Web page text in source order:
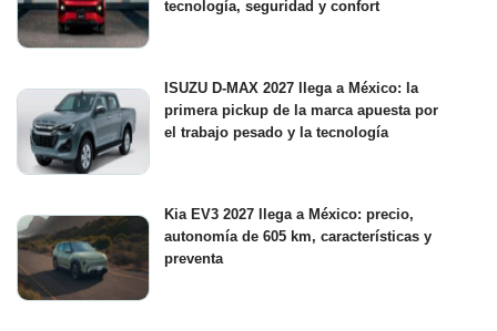
tecnología, seguridad y confort
ISUZU D-MAX 2027 llega a México: la
primera pickup de la marca apuesta por
el trabajo pesado y la tecnología
Kia EV3 2027 llega a México: precio,
autonomía de 605 km, características y
preventa